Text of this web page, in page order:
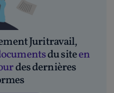
Juritravail,
du siteen
des dernières